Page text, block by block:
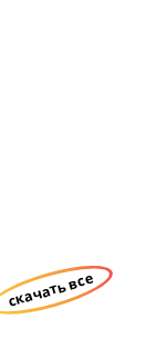
скачать все